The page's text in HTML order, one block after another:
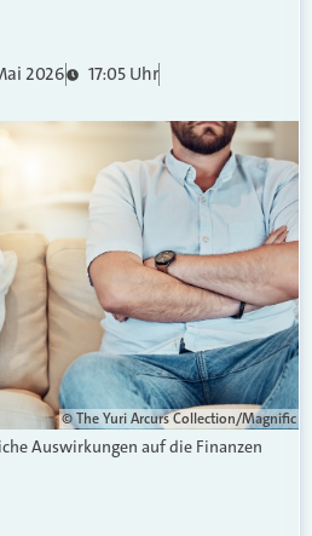
2026
17:05 Uhr
© The Yuri Arcurs Collection/Magnific
Auswirkungen auf die Finanzen